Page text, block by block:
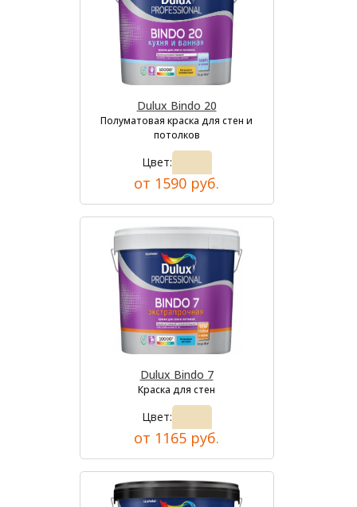
Dulux Bindo 20
Полуматовая краска для стен и
потолков
Цвет:
от 1590 руб.
Dulux Bindo 7
Краска для стен
Цвет:
от 1165 руб.